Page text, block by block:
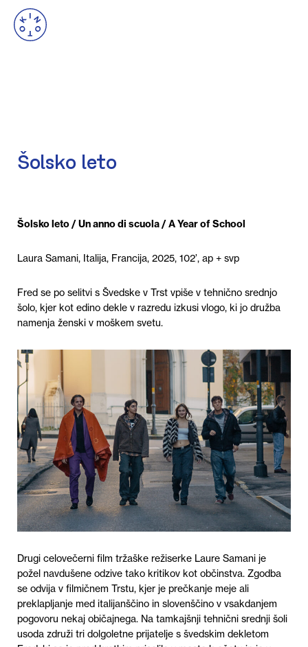
Šolsko leto
Šolsko leto / Un anno di scuola / A Year of School
Laura Samani, Italija, Francija, 2025, 102’, ap + svp
Fred se po selitvi s Švedske v Trst vpiše v tehnično srednjo
šolo, kjer kot edino dekle v razredu izkusi vlogo, ki jo družba
namenja ženski v moškem svetu.
Drugi celovečerni film tržaške režiserke Laure Samani je
požel navdušene odzive tako kritikov kot občinstva. Zgodba
se odvija v filmičnem Trstu, kjer je prečkanje meje ali
preklapljanje med italijanščino in slovenščino v vsakdanjem
pogovoru nekaj običajnega. Na tamkajšnji tehnični srednji šoli
usoda združi tri dolgoletne prijatelje s švedskim dekletom